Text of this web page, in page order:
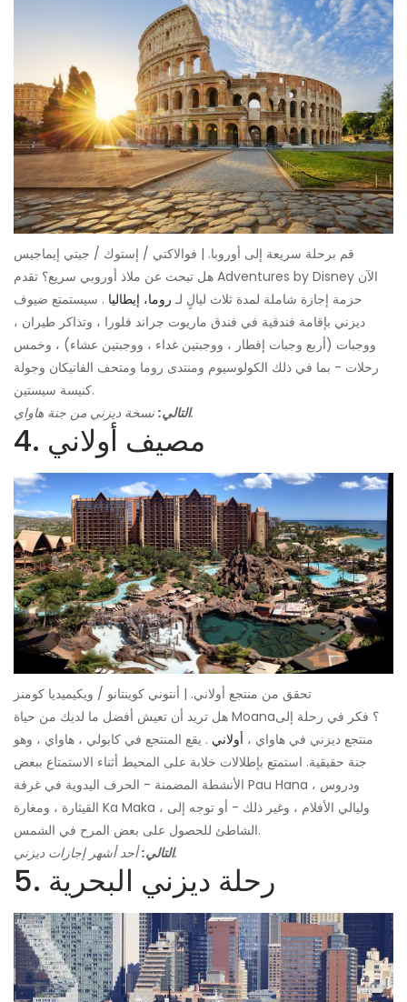
قم برحلة سريعة إلى أوروبا. | فوالاكتي / إستوك / جيتي إيماجيس
هل تبحث عن ملاذ أوروبي سريع؟ تقدم Adventures by Disney الآن
حزمة إجازة شاملة لمدة ثلاث ليالٍ لـ روما، إيطاليا . سيستمتع ضيوف
ديزني بإقامة فندقية في فندق ماريوت جراند فلورا ، وتذاكر طيران ،
ووجبات (أربع وجبات إفطار ، ووجبتين غداء ، ووجبتين عشاء) ، وخمس
رحلات - بما في ذلك الكولوسيوم ومنتدى روما ومتحف الفاتيكان وجولة
كنيسة سيستين.
التالي:نسخة ديزني من جنة هاواي.
4. مصيف أولاني
تحقق من منتجع أولاني. | أنتوني كوينتانو / ويكيميديا ​​كومنز
هل تريد أن تعيش أفضل ما لديك من حياة Moana؟ فكر في رحلة إلى
منتجع ديزني في هاواي ، أولاني . يقع المنتجع في كابولي ، هاواي ، وهو
جنة حقيقية. استمتع بإطلالات خلابة على المحيط أثناء الاستمتاع ببعض
الأنشطة المضمنة - الحرف اليدوية في غرفة Pau Hana ، ودروس
القيثارة ، ومغارة Ka Maka ، وليالي الأفلام ، وغير ذلك - أو توجه إلى
الشاطئ للحصول على بعض المرح في الشمس.
التالي:أحد أشهر إجازات ديزني.
5. رحلة ديزني البحرية